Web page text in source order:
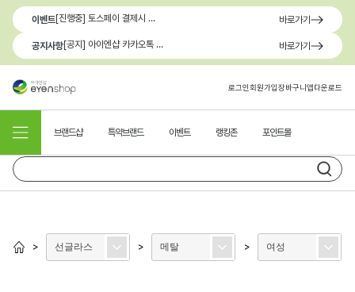
이벤트 [진행중] 토스페이 결제시 최대 1.3만원 혜택 바로가기
공지사항 [공지] 아이엔샵 카카오톡 1:1 문의 채널 이용 안내 바로가기
로그인회원가입장바구니앱다운로드
브랜드샵 특약브랜드 이벤트 랭킹존 포인트몰
> 선글라스 > 메탈 > 여성